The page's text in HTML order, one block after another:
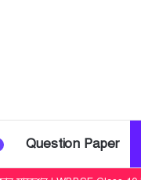
Question Paper